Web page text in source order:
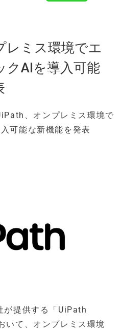
レミス環境でエ
クAIを導入可能
、オンプレミス環境で
可能な新機能を発表
が提供する「UiPath
て、オンプレミス環境